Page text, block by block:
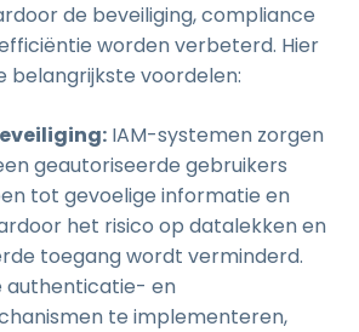
de beveiliging, compliance
worden verbeterd. Hier
belangrijkste voordelen:
IAM-systemen zorgen
geautoriseerde gebruikers
tot gevoelige informatie en
het risico op datalekken en
toegang wordt verminderd.
authenticatie- en
te implementeren,